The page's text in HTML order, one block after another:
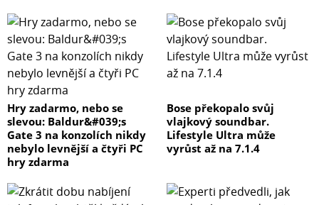
Hry zadarmo, nebo se
slevou: Baldur&#039;s
Gate 3 na konzolích nikdy
nebylo levnější a čtyři PC
hry zdarma
Bose překopalo svůj
vlajkový soundbar.
Lifestyle Ultra může
vyrůst až na 7.1.4